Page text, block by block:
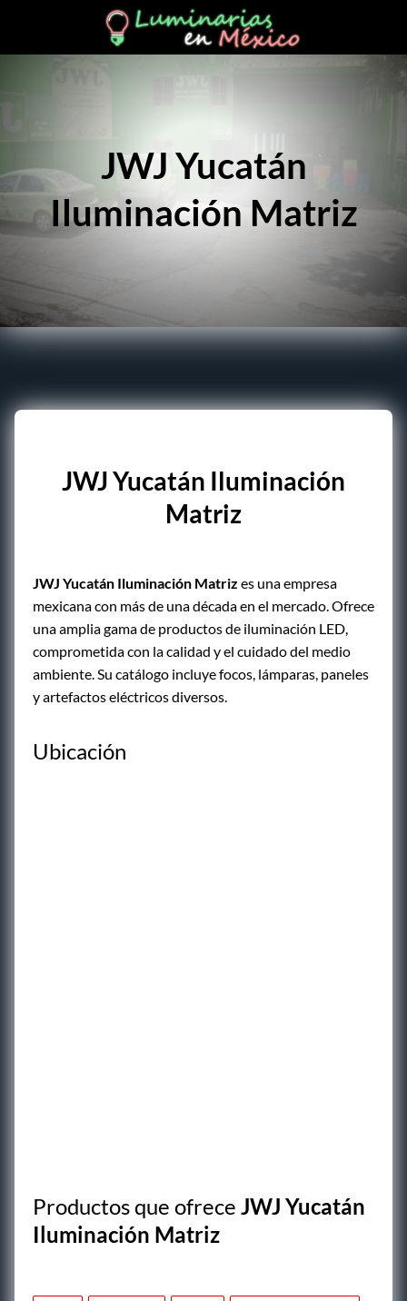
JWJ Yucatán
Iluminación Matriz
JWJ Yucatán Iluminación
Matriz
JWJ Yucatán Iluminación Matriz es una empresa
mexicana con más de una década en el mercado. Ofrece
una amplia gama de productos de iluminación LED,
comprometida con la calidad y el cuidado del medio
ambiente. Su catálogo incluye focos, lámparas, paneles
y artefactos eléctricos diversos.
Ubicación
Productos que ofrece JWJ Yucatán
Iluminación Matriz